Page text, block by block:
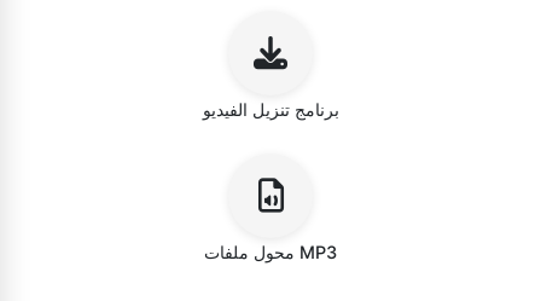
برنامج تنزيل الفيديو
محول ملفات MP3